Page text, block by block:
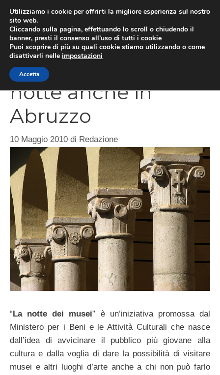
contenuto
Musei aperti di
notte anche in
Abruzzo
10 Maggio 2010 di Redazione
“ La notte dei musei” è un’iniziativa promossa dal
Ministero per i Beni e le Attività Culturali che nasce
dall’idea di avvicinare il pubblico più giovane alla
cultura e dalla voglia di dare la possibilità di visitare
musei e altri luoghi d’arte anche a chi non può farlo
Utilizziamo i cookie per offrirti la migliore esperienza sul nostro
sito web.
Cliccando sulla pagina, effettuando lo scroll o chiudendo il
banner, presti il consenso all’uso di tutti i cookie
Puoi scoprire di più su quali cookie stiamo utilizzando o come
disattivarli nelle impostazioni
Accetta